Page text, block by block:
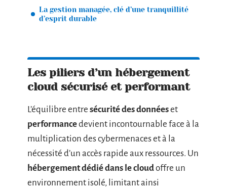
La gestion managée, clé d’une tranquillité
d’esprit durable
Les piliers d’un hébergement
cloud sécurisé et performant
L’équilibre entre sécurité des donnéeset
performancedevient incontournable face à la
multiplication des cybermenaces et à la
nécessité d’un accès rapide aux ressources. Un
hébergement dédié dans le cloudoffre un
environnement isolé, limitant ainsi